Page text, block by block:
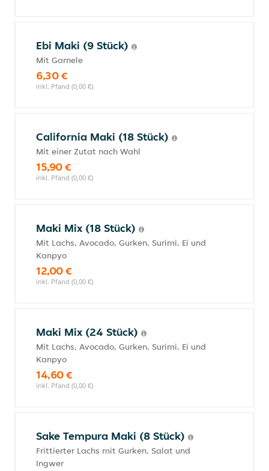
Ebi Maki (9 Stück)
Mit Garnele
6,30 €
inkl. Pfand (0,00 €)
California Maki (18 Stück)
Mit einer Zutat nach Wahl
15,90 €
inkl. Pfand (0,00 €)
Maki Mix (18 Stück)
Mit Lachs, Avocado, Gurken, Surimi, Ei und
Kanpyo
12,00 €
inkl. Pfand (0,00 €)
Maki Mix (24 Stück)
Mit Lachs, Avocado, Gurken, Surimi, Ei und
Kanpyo
14,60 €
inkl. Pfand (0,00 €)
Sake Tempura Maki (8 Stück)
Frittierter Lachs mit Gurken, Salat und
Ingwer